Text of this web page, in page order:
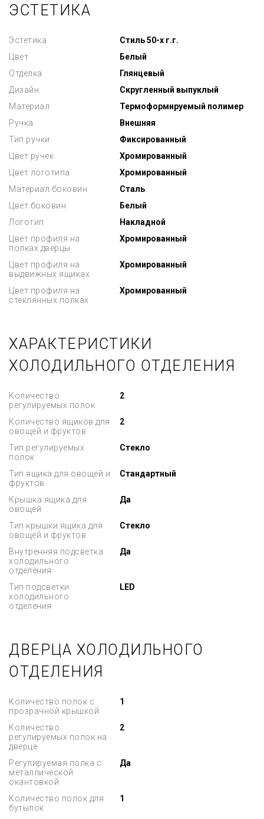
ЭСТЕТИКА
Эстетика
Стиль 50-х г.г.
Цвет
Белый
Отделка
Глянцевый
Дизайн
Скругленный выпуклый
Материал
Термоформируемый полимер
Ручка
Внешняя
Тип ручки
Фиксированный
Цвет ручек
Хромированный
Цвет логотипа
Хромированный
Материал боковин
Сталь
Цвет боковин
Белый
Логотип
Накладной
Цвет профиля на
полках дверцы
Хромированный
Цвет профиля на
выдвижных ящиках
Хромированный
Цвет профиля на
стеклянных полках
Хромированный
ХАРАКТЕРИСТИКИ
ХОЛОДИЛЬНОГО ОТДЕЛЕНИЯ
Количество
регулируемых полок
2
Количество ящиков для
овощей и фруктов
2
Тип регулируемых
полок
Стекло
Тип ящика для овощей и
фруктов
Стандартный
Крышка ящика для
овощей
Да
Тип крышки ящика для
овощей и фруктов
Стекло
Внутренняя подсветка
холодильного
отделения
Да
Тип подсветки
холодильного
отделения
LED
ДВЕРЦА ХОЛОДИЛЬНОГО
ОТДЕЛЕНИЯ
Количество полок с
прозрачной крышкой
1
Количество
регулируемых полок на
дверце
2
Регулируемая полка с
металлической
окантовкой
Да
Количество полок для
бутылок
1